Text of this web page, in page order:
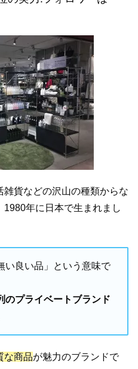
貨などの沢山の種類からな
1980年に日本で生まれまし
い良い品」という意味で
のプライベートブランド
な商品が魅力のブランドで